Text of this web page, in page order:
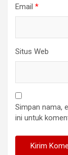
Email *
Situs Web
Simpan nama,
ini untuk